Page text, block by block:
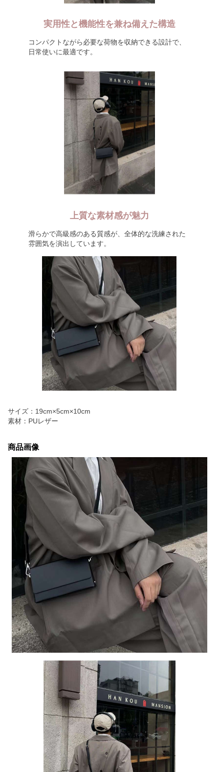
実用性と機能性を兼ね備えた構造
コンパクトながら必要な荷物を収納できる設計で、
日常使いに最適です。
上質な素材感が魅力
滑らかで高級感のある質感が、全体的な洗練された
雰囲気を演出しています。
サイズ：19cm×5cm×10cm
素材：PUレザー
商品画像